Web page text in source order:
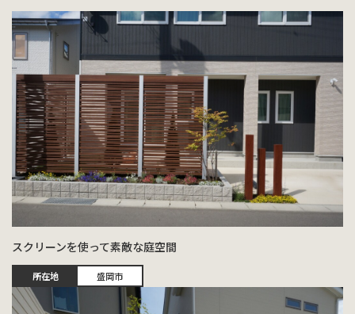
スクリーンを使って素敵な庭空間
所在地 盛岡市